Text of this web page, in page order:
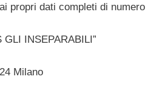
propri dati completi di numero
GLI INSEPARABILI”
Milano